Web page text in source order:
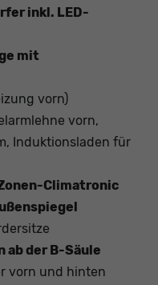
inkl. LED-
mit
vorn)
vorn,
Induktionsladen für
Climatronic
ab der B-Säule
vorn und hinten